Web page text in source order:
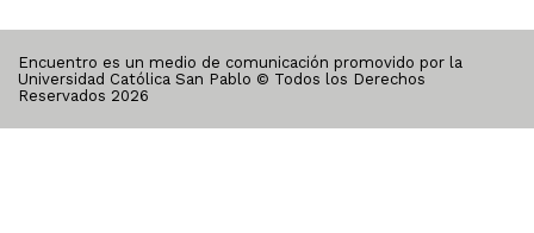
Encuentro es un medio de comunicación promovido por la
Universidad Católica San Pablo © Todos los Derechos
Reservados 2026